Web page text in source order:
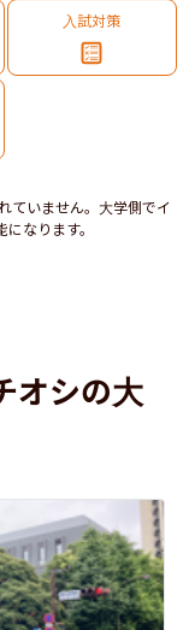
入試対策
ていません。大学側でイ
なります。
オシの大